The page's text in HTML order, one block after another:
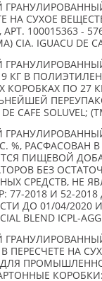
НА СУХОЕ
100015363 -
IGUACU DE
КГ В
ПО 27
CAFE SOLUVEL;
%, РАСФАСОВАН
ПИЩЕВОЙ
БЕЗ
СРЕДСТВ, НЕ
2018 И 52-
ДО 01/04/2020
BLEND ICPL-
НА